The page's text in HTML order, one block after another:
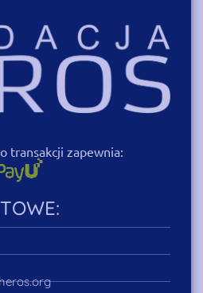
transakcji zapewnia: